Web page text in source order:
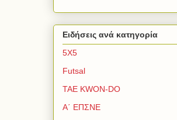
Ειδήσεις ανά κατηγορία
5Χ5
Futsal
TAE KWON-DO
Α΄ ΕΠΣΝΕ